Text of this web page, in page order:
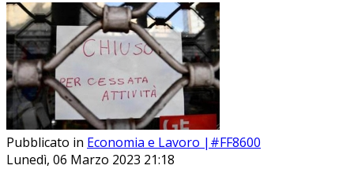
Pubblicato in Economia e Lavoro |#FF8600
Lunedì, 06 Marzo 2023 21:18